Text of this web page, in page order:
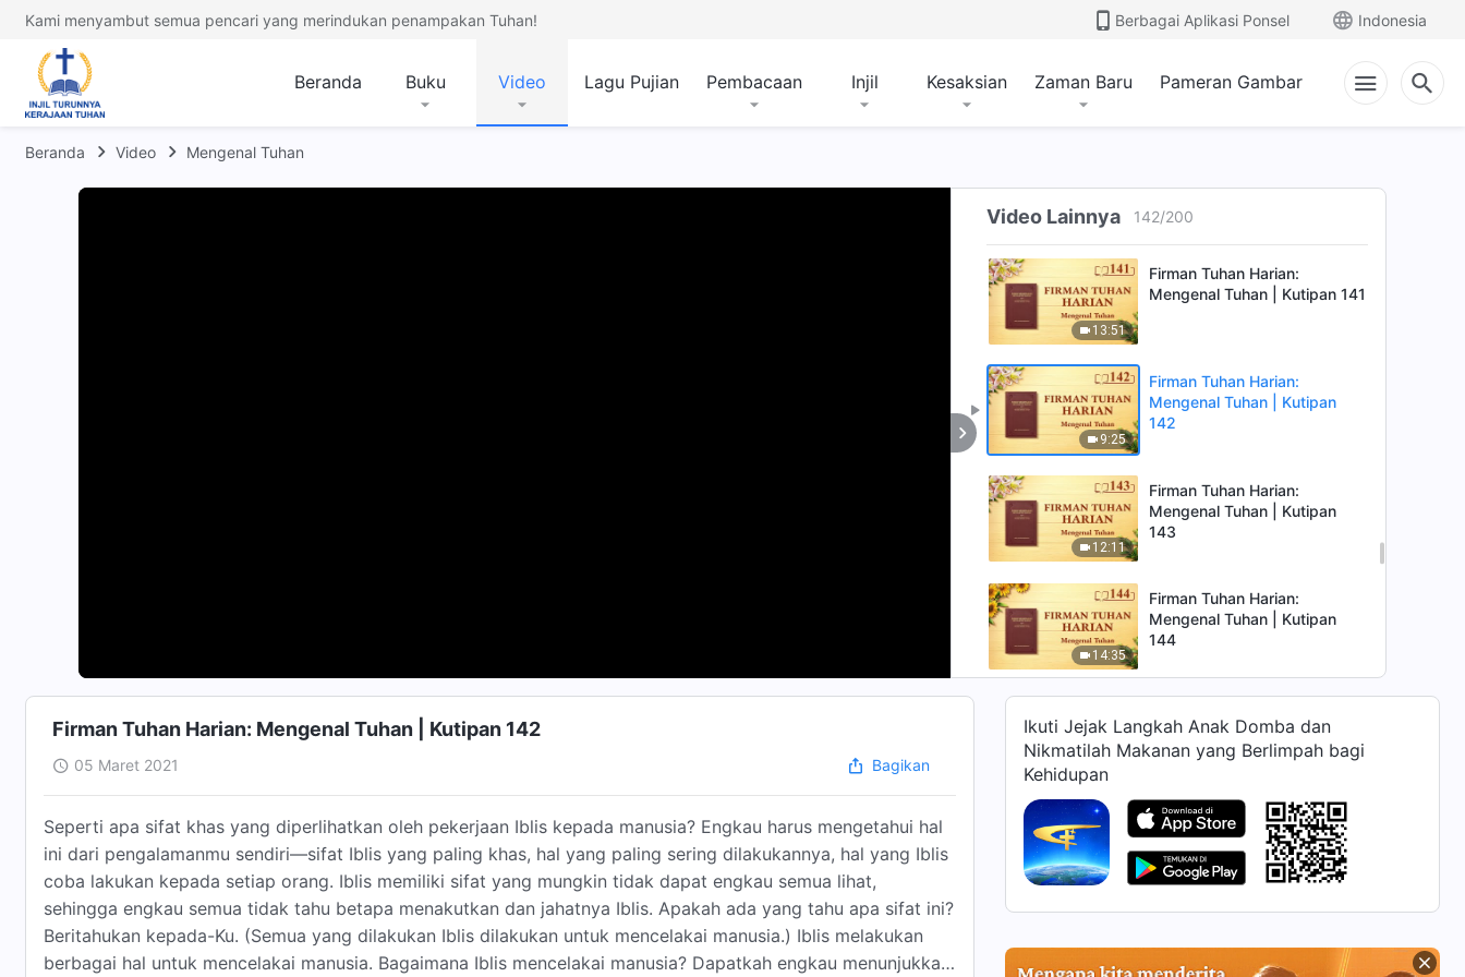
Kami menyambut semua pencari yang merindukan penampakan Tuhan! Berbagai Aplikasi Ponsel Indonesia
Beranda Buku Video Lagu Pujian Pembacaan Injil Kesaksian Zaman Baru Pameran Gambar
Beranda Video Mengenal Tuhan
Video Lainnya 142/200
Mengenal Tuhan | Kutipan
9:54
Mengenal Tuhan | Kutipan
140
13:51
Firman Tuhan Harian:
Mengenal Tuhan | Kutipan 141
9:25
Firman Tuhan Harian:
Mengenal Tuhan | Kutipan
142
12:11
Firman Tuhan Harian:
Mengenal Tuhan | Kutipan
143
14:35
Firman Tuhan Harian:
Mengenal Tuhan | Kutipan
144
Mengenal Tuhan | Kutipan
145
14:42
Firman Tuhan Harian:
Mengenal Tuhan | Kutipan
146
Mengenal Tuhan | Kutipan 147
Firman Tuhan Harian: Mengenal Tuhan | Kutipan 142
05 Maret 2021 Bagikan
Seperti apa sifat khas yang diperlihatkan oleh pekerjaan Iblis kepada manusia? Engkau harus mengetahui hal
ini dari pengalamanmu sendiri—sifat Iblis yang paling khas, hal yang paling sering dilakukannya, hal yang Iblis
coba lakukan kepada setiap orang. Iblis memiliki sifat yang mungkin tidak dapat engkau semua lihat,
sehingga engkau semua tidak tahu betapa menakutkan dan jahatnya Iblis. Apakah ada yang tahu apa sifat ini?
Beritahukan kepada-Ku. (Semua yang dilakukan Iblis dilakukan untuk mencelakai manusia.) Iblis melakukan
berbagai hal untuk mencelakai manusia. Bagaimana Iblis mencelakai manusia? Dapatkah engkau menunjukkan
Ikuti Jejak Langkah Anak Domba dan
Nikmatilah Makanan yang Berlimpah bagi
Kehidupan